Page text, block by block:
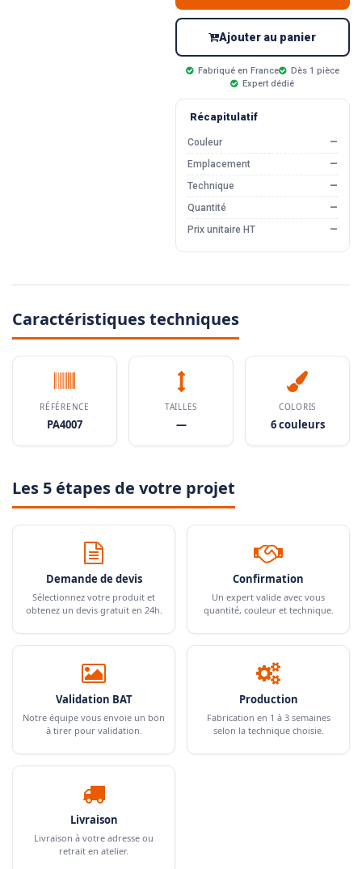
Ajouter au panier
Fabriqué en France
Dès 1 pièce
Expert dédié
Récapitulatif
Couleur
—
Emplacement
—
Technique
—
Quantité
—
Prix unitaire HT
—
Caractéristiques techniques
RÉFÉRENCE
PA4007
TAILLES
—
COLORIS
6 couleurs
Les 5 étapes de votre projet
Demande de devis
Sélectionnez votre produit et
obtenez un devis gratuit en 24h.
Confirmation
Un expert valide avec vous
quantité, couleur et technique.
Validation BAT
Notre équipe vous envoie un bon
à tirer pour validation.
Production
Fabrication en 1 à 3 semaines
selon la technique choisie.
Livraison
Livraison à votre adresse ou
retrait en atelier.